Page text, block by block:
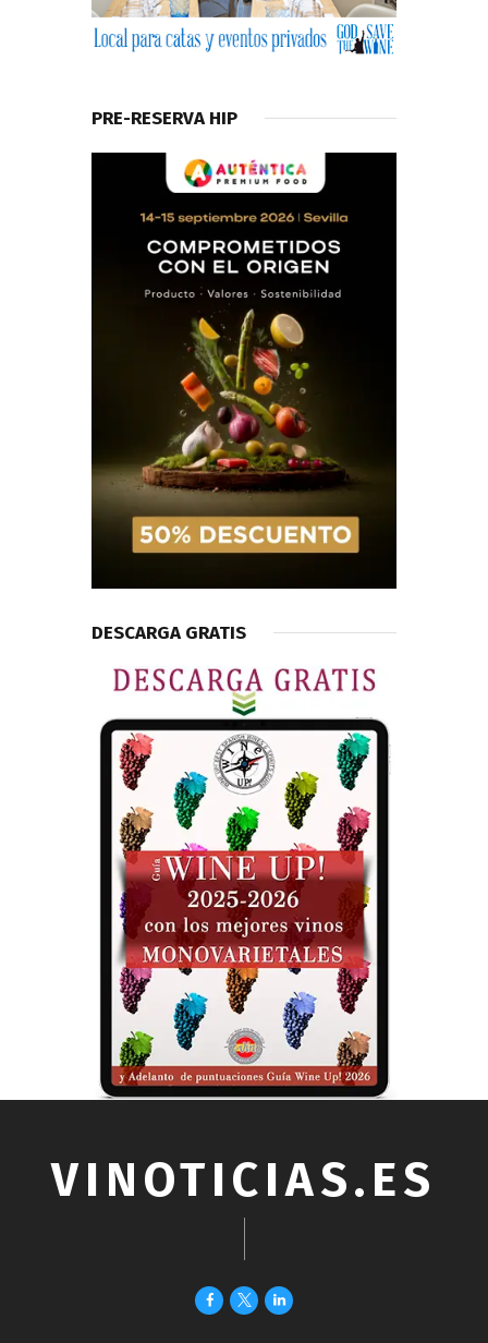
PRE-RESERVA HIP
DESCARGA GRATIS
VINOTICIAS.ES